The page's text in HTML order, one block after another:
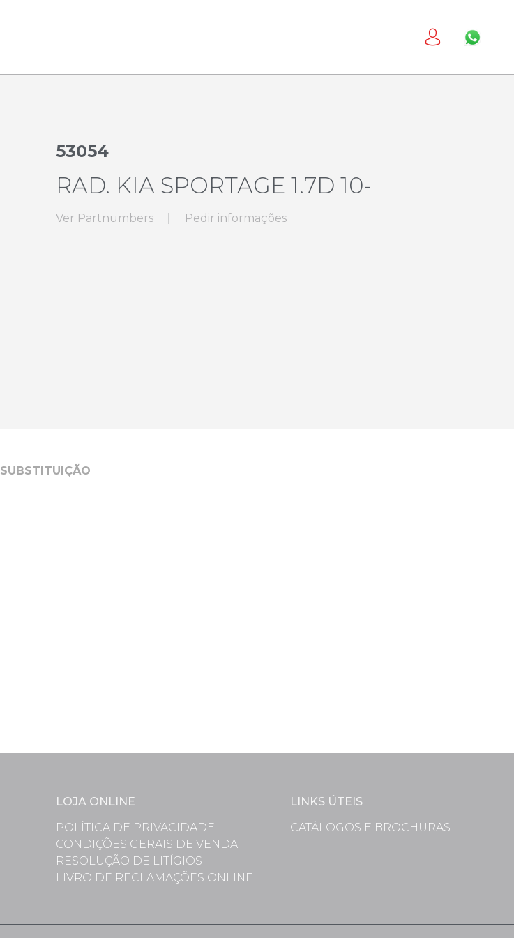
53054
RAD. KIA SPORTAGE 1.7D 10-
Ver Partnumbers Pedir informações
SUBSTITUIÇÃO
LOJA ONLINE
POLÍTICA DE PRIVACIDADE
CONDIÇÕES GERAIS DE VENDA
RESOLUÇÃO DE LITÍGIOS
LIVRO DE RECLAMAÇÕES ONLINE
LINKS ÚTEIS
CATÁLOGOS E BROCHURAS